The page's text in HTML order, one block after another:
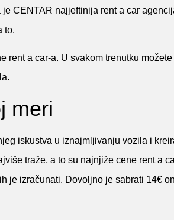
CENTAR najjeftinija rent a car
to.
rent a car-a. U svakom trenutku
meri
iskustva u iznajmljivanju vozila i
traže, a to su najnjiže cene rent a
je izračunati. Dovoljno je sabrati 14€